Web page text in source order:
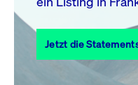
31
Jetzt die